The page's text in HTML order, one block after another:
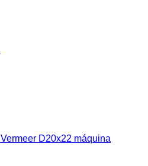
Vermeer D20x22 máquina